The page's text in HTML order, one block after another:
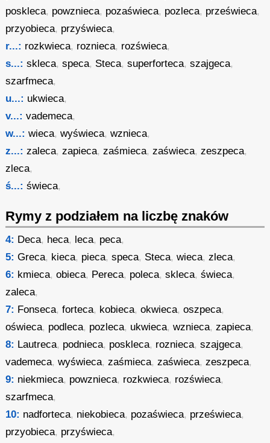
poskleca, powznieca, pozaświeca, pozleca, prześwieca,
przyobieca, przyświeca,
r...: rozkwieca, roznieca, rozświeca,
s...: skleca,speca, Steca,superforteca,szajgeca,
szarfmeca,
u...: ukwieca,
v...: vademeca,
w...: wieca,wyświeca,wznieca,
z...: zaleca,zapieca,zaśmieca,zaświeca,zeszpeca,
zleca,
ś...: świeca,
Rymy z podziałem na liczbę znaków
4: Deca, heca, leca, peca,
5: Greca, kieca, pieca,speca, Steca,wieca,zleca,
6: kmieca,obieca, Pereca, poleca,skleca,świeca,
zaleca,
7: Fonseca,forteca, kobieca,okwieca,oszpeca,
oświeca, podleca, pozleca, ukwieca,wznieca,zapieca,
8: Lautreca, podnieca, poskleca, roznieca,szajgeca,
vademeca,wyświeca,zaśmieca,zaświeca,zeszpeca,
9: niekmieca, powznieca, rozkwieca, rozświeca,
szarfmeca,
10: nadforteca, niekobieca, pozaświeca, prześwieca,
przyobieca, przyświeca,